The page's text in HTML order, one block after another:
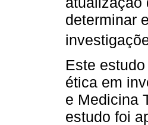
determinar
Este
ética em
e Medicina
estudo foi